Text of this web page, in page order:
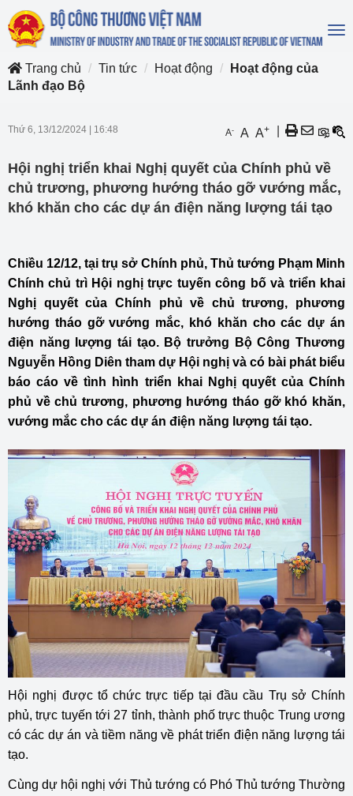
Trang chủ
Tin tức Hoạt động
Hoạt động của
Lãnh đạo Bộ
Thứ 6, 13/12/2024 16:48 A- A A+
Hội nghị triển khai Nghị quyết của Chính phủ về
chủ trương, phương hướng tháo gỡ vướng mắc,
khó khăn cho các dự án điện năng lượng tái tạo
Chiều 12/12, tại trụ sở Chính phủ, Thủ tướng Phạm Minh
Chính chủ trì Hội nghị trực tuyến công bố và triển khai
Nghị quyết của Chính phủ về chủ trương, phương
hướng tháo gỡ vướng mắc, khó khăn cho các dự án
điện năng lượng tái tạo. Bộ trưởng Bộ Công Thương
Nguyễn Hồng Diên tham dự Hội nghị và có bài phát biểu
báo cáo về tình hình triển khai Nghị quyết của Chính
phủ về chủ trương, phương hướng tháo gỡ khó khăn,
vướng mắc cho các dự án điện năng lượng tái tạo.
Hội nghị được tổ chức trực tiếp tại đầu cầu Trụ sở Chính
phủ, trực tuyến tới 27 tỉnh, thành phố trực thuộc Trung ương
có các dự án và tiềm năng về phát triển điện năng lượng tái
tạo.
Cùng dự hội nghị với Thủ tướng có Phó Thủ tướng Thường